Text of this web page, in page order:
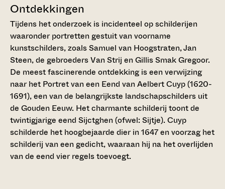
Ontdekkingen
Tijdens het onderzoek is incidenteel op schilderijen
waaronder portretten gestuit van voorname
kunstschilders, zoals Samuel van Hoogstraten, Jan
Steen, de gebroeders Van Strij en Gillis Smak Gregoor.
De meest fascinerende ontdekking is een verwijzing
naar het Portret van een Eend van Aelbert Cuyp (1620-
1691), een van de belangrijkste landschapschilders uit
de Gouden Eeuw. Het charmante schilderij toont de
twintigjarige eend Sijctghen (ofwel: Sijtje). Cuyp
schilderde het hoogbejaarde dier in 1647 en voorzag het
schilderij van een gedicht, waaraan hij na het overlijden
van de eend vier regels toevoegt.